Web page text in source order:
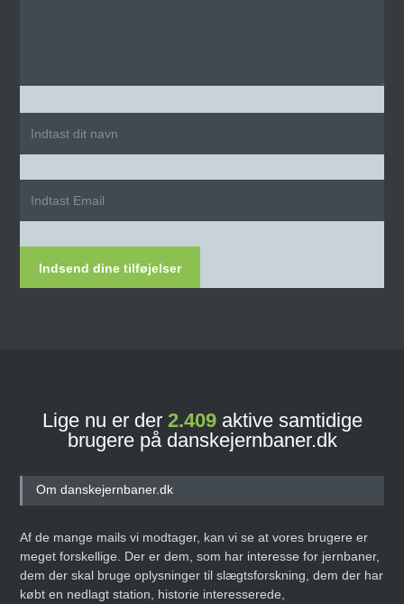
Indsend dine tilføjelser
Lige nu er der 2.409aktive samtidige
brugere på danskejernbaner.dk
Om danskejernbaner.dk
Af de mange mails vi modtager, kan vi se at vores brugere er
meget forskellige. Der er dem, som har interesse for jernbaner,
dem der skal bruge oplysninger til slægtsforskning, dem der har
købt en nedlagt station, historie interesserede,